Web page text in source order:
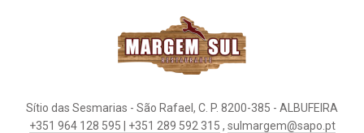
Sítio das Sesmarias - São Rafael, C. P. 8200-385 - ALBUFEIRA
+351 964 128 595 | +351 289 592 315 , sulmargem@sapo.pt